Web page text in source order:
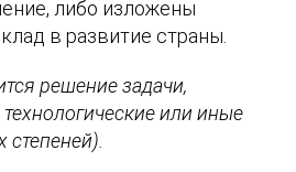
либо изложены
в развитие страны.
решение задачи,
или иные